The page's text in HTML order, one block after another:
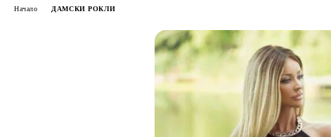
Начало ДАМСКИ РОКЛИ